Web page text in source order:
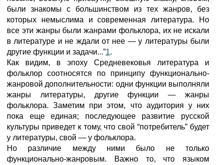
были знакомы с большинством из тех жанров, без
которых немыслима и современная литература. Но
все эти жанры были жанрами фольклора, их не искали
в литературе и не ждали от нее — у литературы были
другие функции и задачи...”1.
Как видим, в эпоху Средневековья литература и
фольклор соотносятся по принципу функционально-
жанровой дополнительности: одни функции выполняли
жанры литературы, другие функции — жанры
фольклора. Заметим при этом, что аудитория у них
пока еще единая; последующее развитие русской
культуры приведет к тому, что свой “потребитель” будет
у литературы, свой — у фольклора.
Но различие между ними было не только
функционально-жанровым. Важно то, что языком